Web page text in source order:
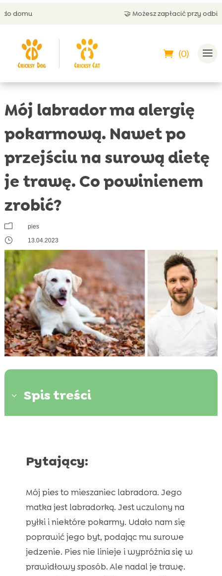
🤝 Możesz zapłacić przy odbiorze
(0)
Mój labrador ma alergię
pokarmową. Nawet po
przejściu na surową dietę
je trawę. Co powinienem
zrobić?
m pies
} 13.04.2023
3 Spis treści
firmy i eksperta:
psa:
Sucha karma dla psa Ted z jagnięciną i ryżem
Hipoalergiczna sucha karma dla psa Ted z
jagnięciną (formuła premium bez glutenu
pszenicznego i mięsa z kurczaka)
Hipoalergiczna sucha karma dla psa Ted z
łososiem (formuła premium bez glutenu
Pytający:
Mój pies to mieszaniec labradora. Jego
matka jest labradorką. Jest uczulony na
pyłki i niektóre pokarmy. Udało nam się
poprawić jego byt, podając mu surowe
jedzenie. Pies nie linieje i wypróżnia się w
prawidłowy sposób. Ale nadal je trawę.